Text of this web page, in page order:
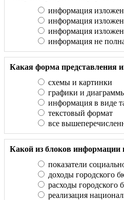
информация
информация
информация
информация не
Какая форма представления
схемы и картинки
графики и
информация в виде
текстовый формат
все
Какой из блоков информации
показатели
доходы городского
расходы городского
реализация